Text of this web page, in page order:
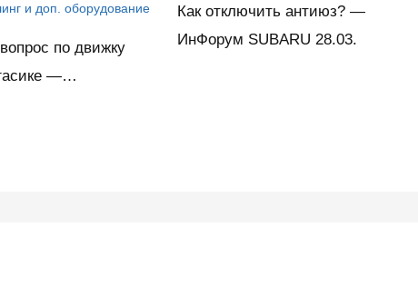
и доп. оборудование
по движку
—…
Как отключить антиюз? —
ИнФорум SUBARU 28.03.